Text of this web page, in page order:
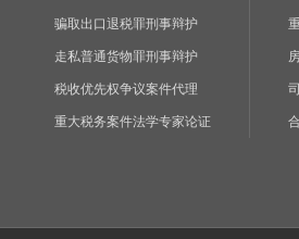
骗取出口退税罪刑事辩护
走私普通货物罪刑事辩护
税收优先权争议案件代理
重大税务案件法学专家论证